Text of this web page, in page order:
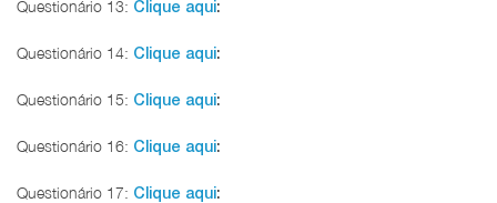
Questionário 13: Clique aqui:
Questionário 14: Clique aqui:
Questionário 15: Clique aqui:
Questionário 16: Clique aqui:
Questionário 17: Clique aqui: